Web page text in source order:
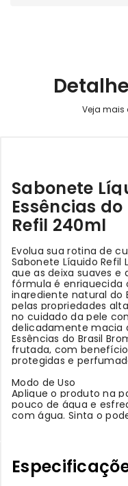
Sabonete
Essências
Refil 240ml
Evolua sua rotina de
Sabonete Líquido Refil
que as deixa suaves
fórmula é enriquecida
ingrediente natural do
pelas propriedades
no cuidado da pele
delicadamente macia
Essências do Brasil
frutada, com
protegidas e
Modo de Uso
Aplique o produto na
pouco de água e
com água. Sinta o